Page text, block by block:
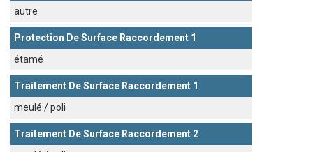
autre
Protection De Surface Raccordement 1
étamé
Traitement De Surface Raccordement 1
meulé / poli
Traitement De Surface Raccordement 2